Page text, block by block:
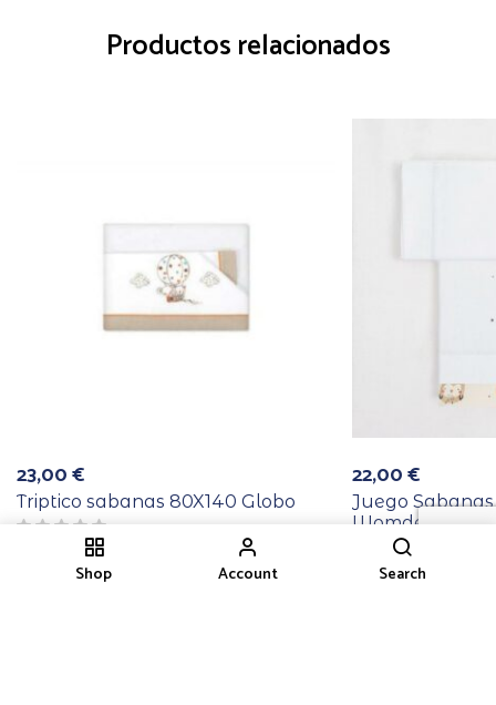
Shop Account Search
Productos relacionados
23,00€
Triptico sabanas 80X140 Globo
22,00€
Juego
Womderland